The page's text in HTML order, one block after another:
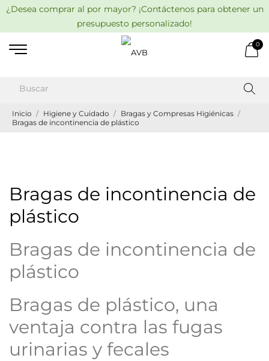
¿Desea comprar al por mayor? ¡Contáctenos para obtener un
presupuesto personalizado!
0
Inicio Higiene y Cuidado
Bragas y Compresas Higiénicas
Bragas de incontinencia de plástico
Bragas de incontinencia de
plástico
Bragas de incontinencia de
plástico
Bragas de plástico, una
ventaja contra las fugas
urinarias y fecales